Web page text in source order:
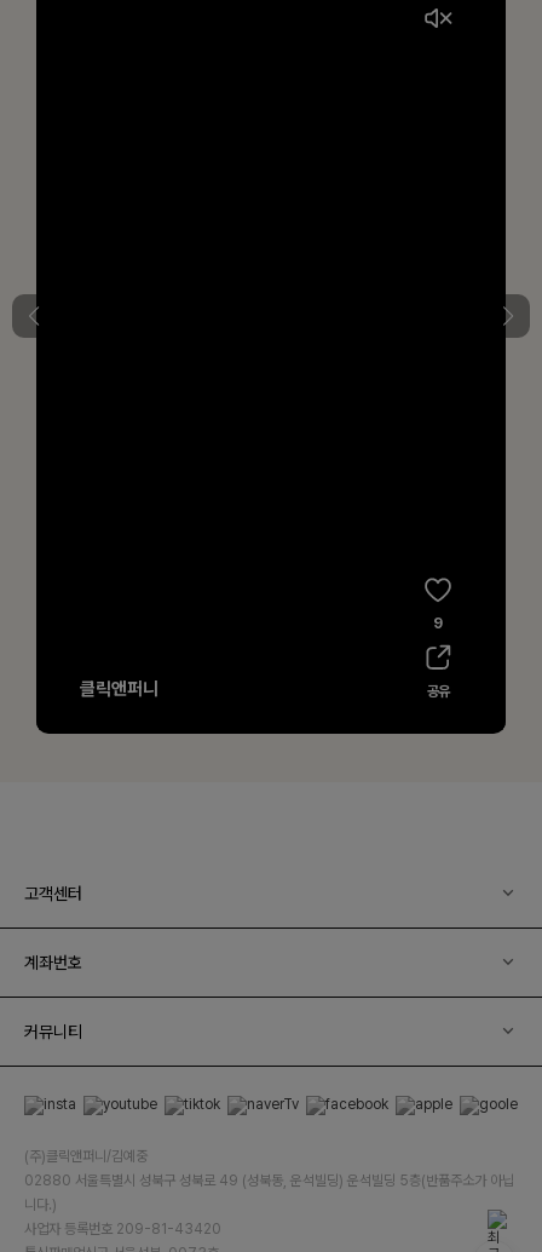
고객센터
계좌번호
커뮤니티
(주)클릭앤퍼니/김예중
02880 서울특별시 성북구 성북로 49 (성북동, 운석빌딩) 운석빌딩 5층(반품주소가 아닙
니다.)
사업자 등록번호 209-81-43420